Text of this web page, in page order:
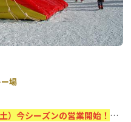
場
土）今シーズンの営業開始！